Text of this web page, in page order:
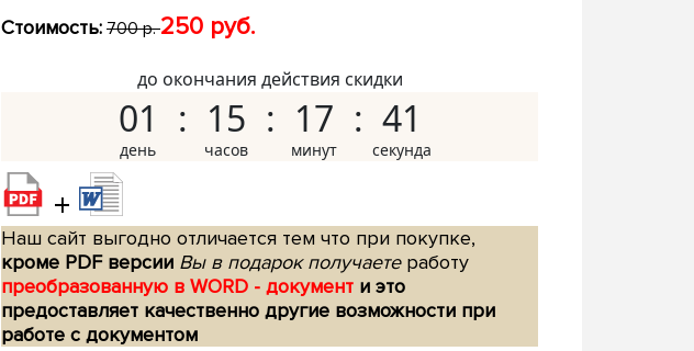
Стоимость: 700 р.250 руб.
до окончания действия скидки
01 15 17 40
+
Наш сайт выгодно отличается тем что при покупке,
кроме PDF версии Вы в подарок получаетеработу
преобразованную в WORD - документ и это
предоставляет качественно другие возможности при
работе с документом